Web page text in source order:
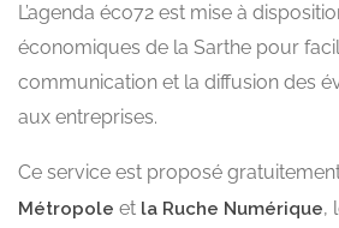
L’agenda éco72 est mise à
économiques de la Sarthe pour
communication et la diffusion des
aux entreprises.
Ce service est proposé
Métropole et la Ruche Numérique,